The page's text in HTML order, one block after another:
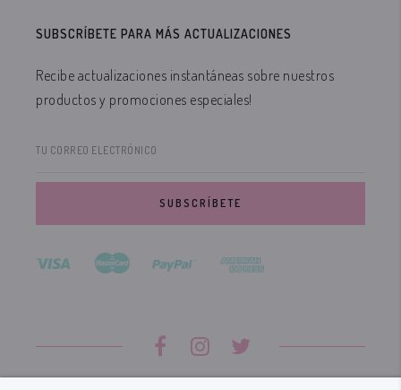
SUBSCRÍBETE PARA MÁS ACTUALIZACIONES
Recibe actualizaciones instantáneas sobre nuestros
productos y promociones especiales!
TU CORREO ELECTRÓNICO